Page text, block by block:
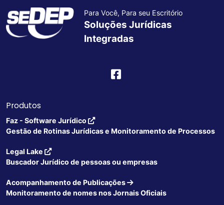
Para Você, Para seu Escritório
Soluções Jurídicas
Integradas
Produtos
Faz - Software Jurídico
Gestão de Rotinas Jurídicas e Monitoramento de Processos
Legal Lake
Buscador Jurídico de pessoas ou empresas
Acompanhamento de Publicações
Monitoramento de nomes nos Jornais Oficiais